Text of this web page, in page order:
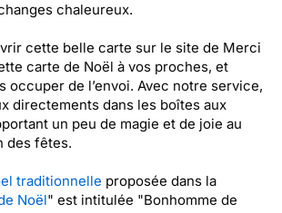
chaleureux.
cette belle carte sur le site de Merci
carte de Noël à vos proches, et
occuper de l’envoi. Avec notre service,
directements dans les boîtes aux
un peu de magie et de joie au
des fêtes.
traditionnelle proposée dans la
Noël" est intitulée "Bonhomme de